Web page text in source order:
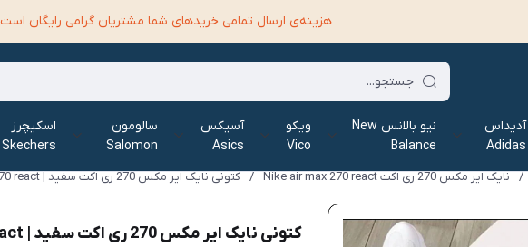
هزینه‌ی ارسال تمامی خرید‌های شما مشتریان گرامی رایگان است
آدیداس
Adidas
نیو بالانس New
Balance
ویکو
Vico
آسیکس
Asics
سالومون
Salomon
اسکیچرز
Skechers
/ نایک ایر مکس 270 ری اکت Nike air max 270 react / کتونی نایک ایر مکس 270 ری اکت سفید | Nike air max 270 react
کتونی نایک ایر مکس 270 ری اکت سفید | Nike air max 270 react